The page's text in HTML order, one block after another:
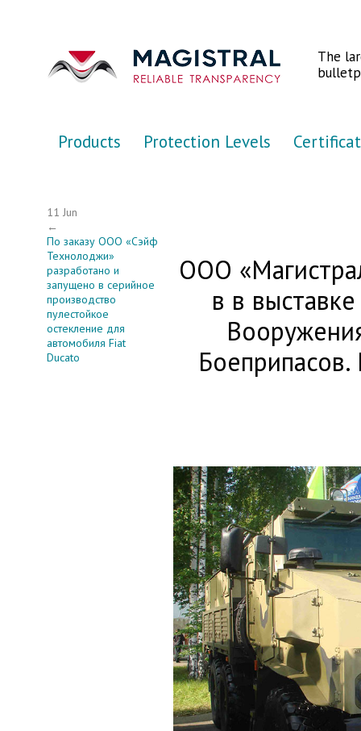
The
Products Protection Levels
11 Jun
←
По заказу ООО «Сэйф
Технолоджи»
разработано и
запущено в серийное
производство
пулестойкое
остекление для
автомобиля Fiat
Ducato
ООО
в в